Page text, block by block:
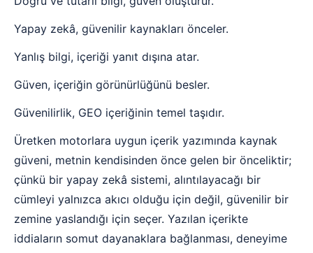
Yapay zekâ, güvenilir kaynakları önceler.
Yanlış bilgi, içeriği yanıt dışına atar.
Güven, içeriğin görünürlüğünü besler.
Güvenilirlik, GEO içeriğinin temel taşıdır.
Üretken motorlara uygun içerik yazımında kaynak
güveni, metnin kendisinden önce gelen bir önceliktir;
çünkü bir yapay zekâ sistemi, alıntılayacağı bir
cümleyi yalnızca akıcı olduğu için değil, güvenilir bir
zemine yaslandığı için seçer. Yazılan içerikte
iddiaların somut dayanaklara bağlanması, deneyime